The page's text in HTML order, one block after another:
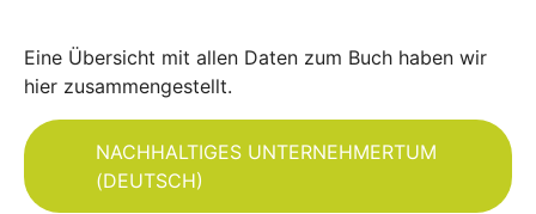
Eine Übersicht mit allen Daten zum Buch haben wir
hier zusammengestellt.
NACHHALTIGES UNTERNEHMERTUM
(DEUTSCH)